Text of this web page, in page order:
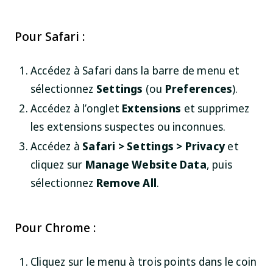
Pour Safari :
Accédez à Safari dans la barre de menu et
sélectionnez Settings (ou Preferences).
Accédez à l’onglet Extensions et supprimez
les extensions suspectes ou inconnues.
Accédez à Safari > Settings > Privacyet
cliquez sur Manage Website Data, puis
sélectionnez Remove All.
Pour Chrome :
Cliquez sur le menu à trois points dans le coin